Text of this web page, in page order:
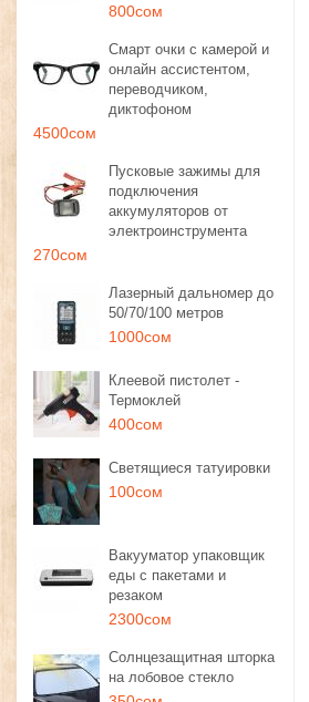
800сом
Смарт очки с камерой и
онлайн ассистентом,
переводчиком,
диктофоном
4500сом
Пусковые зажимы для
подключения
аккумуляторов от
электроинструмента
270сом
Лазерный дальномер до
50/70/100 метров
1000сом
Клеевой пистолет -
Термоклей
400сом
Светящиеся татуировки
100сом
Вакууматор упаковщик
еды с пакетами и
резаком
2300сом
Солнцезащитная шторка
на лобовое стекло